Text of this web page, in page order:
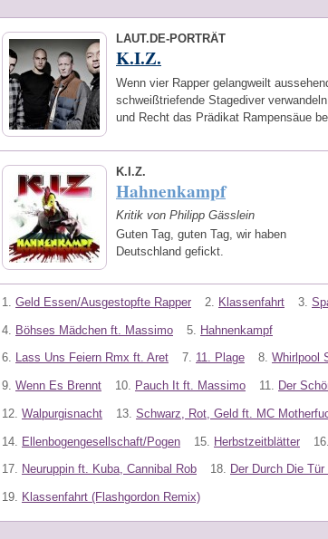
LAUT.DE-PORTRÄT
K.I.Z.
Wenn vier Rapper gelangweilt
schweißtriefende Stagediver
und Recht das Prädikat Rampensäue
K.I.Z.
Hahnenkampf
Kritik von Philipp Gässlein
Guten Tag, guten Tag, wir haben
Deutschland gefickt.
1. Geld Essen/Ausgestopfte Rapper 2. Klassenfahrt 3.
4. Böhses Mädchen ft. Massimo 5. Hahnenkampf
6. Lass Uns Feiern Rmx ft. Aret 7. 11. Plage 8. Whirlpool
9. Wenn Es Brennt 10. Pauch It ft. Massimo 11. Der
12. Walpurgisnacht 13. Schwarz, Rot, Geld ft. MC
14. Ellenbogengesellschaft/Pogen 15. Herbstzeitblätter 16.
17. Neuruppin ft. Kuba, Cannibal Rob 18. Der Durch Die Tür
19. Klassenfahrt (Flashgordon Remix)